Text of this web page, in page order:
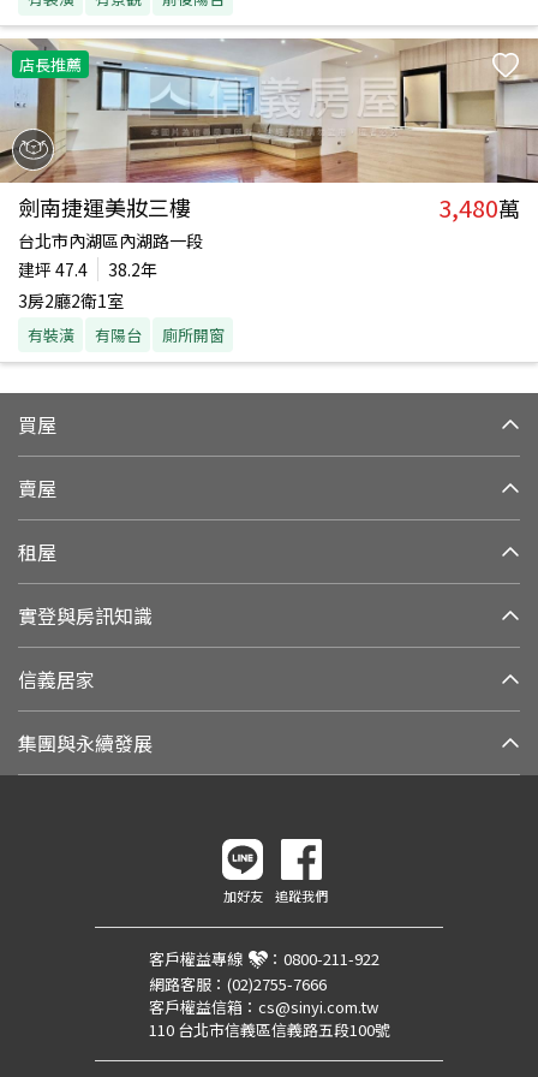
店長推薦
劍南捷運美妝三樓 3,480萬
台北市內湖區內湖路一段
建坪 47.4
38.2年
3房2廳2衛1室
有裝潢 有陽台 廁所開窗
買屋
賣屋
租屋
實登與房訊知識
信義居家
集團與永續發展
加好友 追蹤我們
客戶權益專線 ： 0800-211-922
網路客服： (02)2755-7666
客戶權益信箱： cs@sinyi.com.tw
110 台北市信義區信義路五段100號